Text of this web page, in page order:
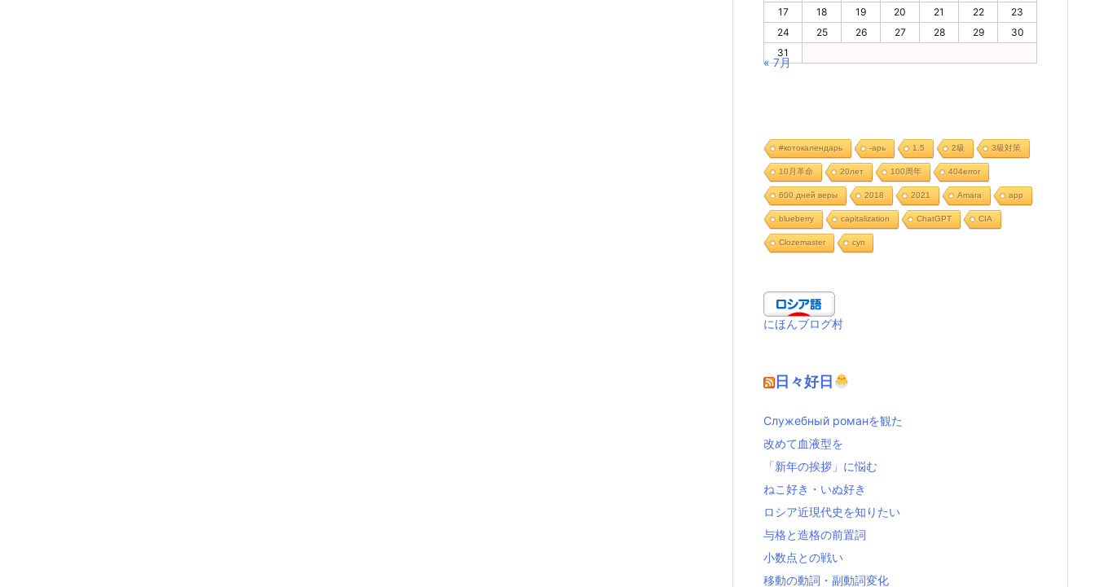
17
18 19 20 21 22
23
24
25 26 27 28 29
30
31
« 7月
#котокалендарь -арь 1.5 2級 3級対策
10月革命 20лет 100周年 404error
600 дней веры 2018 2021 Amara app
blueberry capitalization ChatGPT CIA
Clozemaster cуп
にほんブログ村
日々好日
Служебный романを観た
改めて血液型を
「新年の挨拶」に悩む
ねこ好き・いぬ好き
ロシア近現代史を知りたい
与格と造格の前置詞
小数点との戦い
移動の動詞・副動詞変化